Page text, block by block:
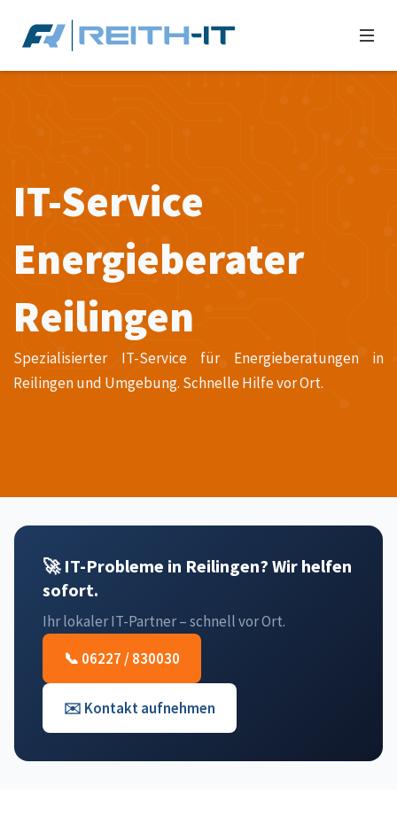
IT-Service
Energieberater
Reilingen
Spezialisierter IT-Service für Energieberatungen in
Reilingen und Umgebung. Schnelle Hilfe vor Ort.
🚀 IT-Probleme in Reilingen? Wir helfen
sofort.
Ihr lokaler IT-Partner – schnell vor Ort.
📞 06227 / 830030
✉️ Kontakt aufnehmen